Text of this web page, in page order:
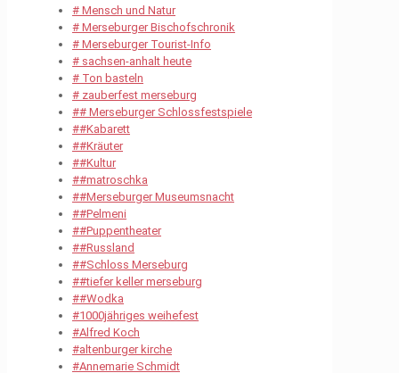
# Mensch und Natur
# Merseburger Bischofschronik
# Merseburger Tourist-Info
# sachsen-anhalt heute
# Ton basteln
# zauberfest merseburg
## Merseburger Schlossfestspiele
##Kabarett
##Kräuter
##Kultur
##matroschka
##Merseburger Museumsnacht
##Pelmeni
##Puppentheater
##Russland
##Schloss Merseburg
##tiefer keller merseburg
##Wodka
#1000jähriges weihefest
#Alfred Koch
#altenburger kirche
#Annemarie Schmidt